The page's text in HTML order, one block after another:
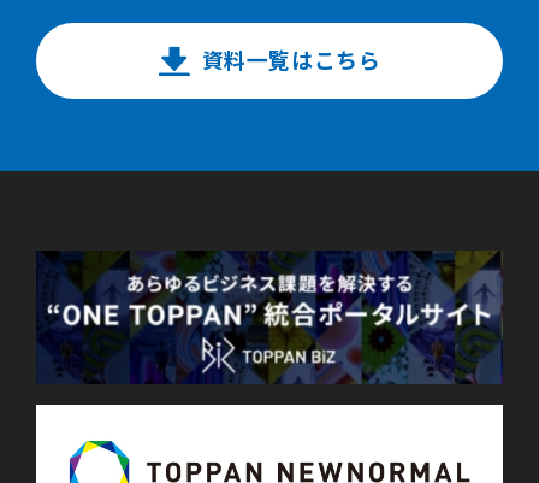
資料一覧はこちら